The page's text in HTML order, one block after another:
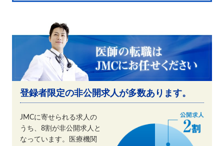
登録者限定の非公開求人が多数あります。
JMCに寄せられる求人の
うち、8割が非公開求人と
なっています。医療機関